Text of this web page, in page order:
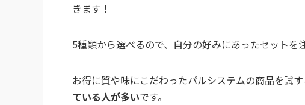
きます！
5種類から選べるので、自分の好みにあったセットを
お得に質や味にこだわったパルシステムの商品を試す
ている人が多いです。